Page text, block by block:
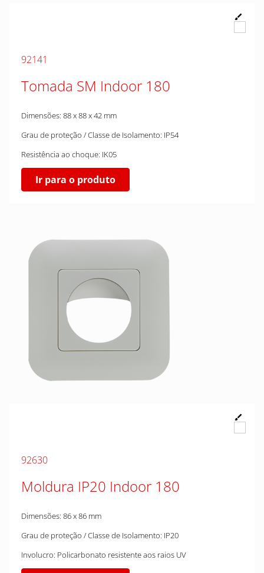
92141
Tomada SM Indoor 180
Dimensões: 88 x 88 x 42 mm
Grau de proteção / Classe de Isolamento: IP54
Resistência ao choque: IK05
Ir para o produto
92630
Moldura IP20 Indoor 180
Dimensões: 86 x 86 mm
Grau de proteção / Classe de Isolamento: IP20
Involucro: Policarbonato resistente aos raios UV